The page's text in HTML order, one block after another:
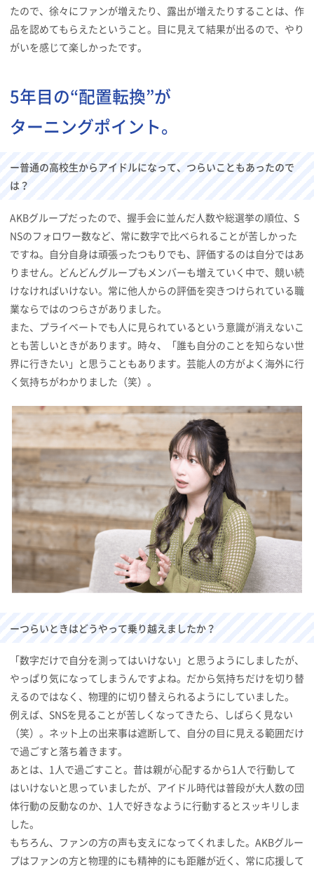
たので、徐々にファンが増えたり、露出が増えたりすることは、作
品を認めてもらえたということ。目に見えて結果が出るので、やり
がいを感じて楽しかったです。
5年目の“配置転換”が
ターニングポイント。
ー普通の高校生からアイドルになって、つらいこともあったので
は？
AKBグループだったので、握手会に並んだ人数や総選挙の順位、S
NSのフォロワー数など、常に数字で比べられることが苦しかった
ですね。自分自身は頑張ったつもりでも、評価するのは自分ではあ
りません。どんどんグループもメンバーも増えていく中で、競い続
けなければいけない。常に他人からの評価を突きつけられている職
業ならではのつらさがありました。
また、プライベートでも人に見られているという意識が消えないこ
とも苦しいときがあります。時々、「誰も自分のことを知らない世
界に行きたい」と思うこともあります。芸能人の方がよく海外に行
く気持ちがわかりました（笑）。
ーつらいときはどうやって乗り越えましたか？
「数字だけで自分を測ってはいけない」と思うようにしましたが、
やっぱり気になってしまうんですよね。だから気持ちだけを切り替
えるのではなく、物理的に切り替えられるようにしていました。
例えば、SNSを見ることが苦しくなってきたら、しばらく見ない
（笑）。ネット上の出来事は遮断して、自分の目に見える範囲だけ
で過ごすと落ち着きます。
あとは、1人で過ごすこと。昔は親が心配するから1人で行動して
はいけないと思っていましたが、アイドル時代は普段が大人数の団
体行動の反動なのか、1人で好きなように行動するとスッキリしま
した。
もちろん、ファンの方の声も支えになってくれました。AKBグルー
プはファンの方と物理的にも精神的にも距離が近く、常に応援して